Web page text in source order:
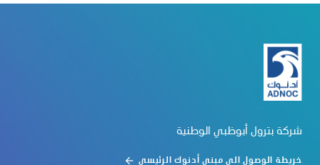
شركة بترول أبوظبي الوطنية
خريطة الوصول الى مبنى أدنوك الرئيسي